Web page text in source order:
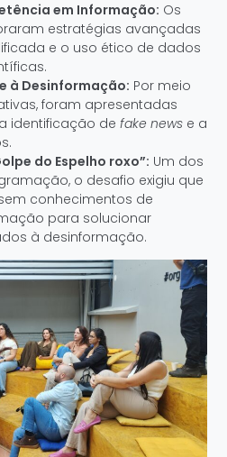
em Informação: Os
estratégias avançadas
e o uso ético de dados
à Desinformação: Por meio
foram apresentadas
identificação de fake news e a
do Espelho roxo”: Um dos
o desafio exigiu que
conhecimentos de
para solucionar
à desinformação.